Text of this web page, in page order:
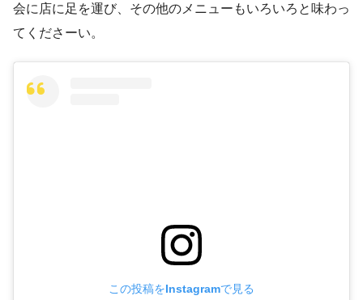
会に店に足を運び、その他のメニューもいろいろと味わっ
てくださーい。
この投稿をInstagramで見る